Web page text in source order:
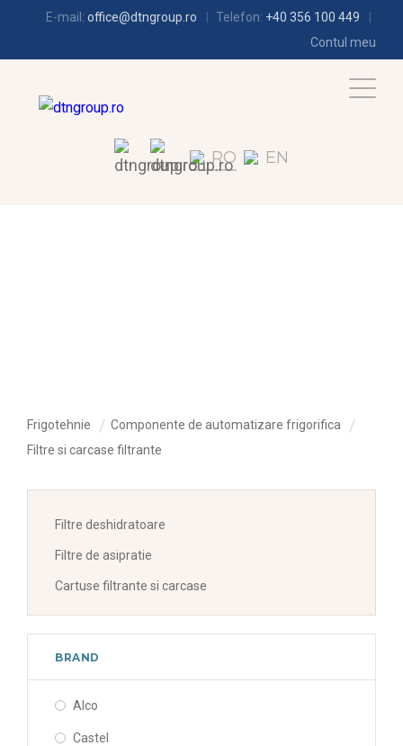
E-mail: office@dtngroup.ro Telefon: +40 356 100 449
Contul meu
RO EN
Frigotehnie
Componente de automatizare frigorifica
Filtre si carcase filtrante
Filtre deshidratoare
Filtre de asipratie
Cartuse filtrante si carcase
BRAND
Alco
Castel